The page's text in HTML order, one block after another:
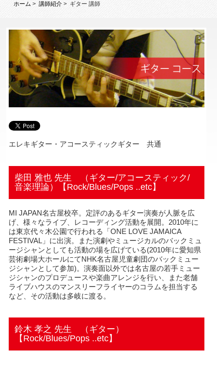
ホーム >講師紹介 > ギター 講師
エレキギター・アコースティックギター 共通
柴田 雅也 先生 （ギター/アコースティック/
音楽理論）【Rock/Blues/Pops ..etc】
MI JAPAN名古屋校卒。定評のあるギター演奏が人脈を広
げ、様々なライブ、レコーディング活動を展開。2010年に
は東京代々木公園で行われる「ONE LOVE JAMAICA
FESTIVAL」に出演。また演劇やミュージカルのバックミュ
ージシャンとしても活動の場を広げている(2010年に愛知県
芸術劇場大ホールにてNHK名古屋児童劇団のバックミュー
ジシャンとして参加)。演奏面以外では名古屋の若手ミュー
ジシャンのプロデュースや楽曲アレンジを行い、また老舗
ライブハウスのマンスリーフライヤーのコラムを担当する
など、その活動は多岐に渡る。
鈴木 孝之 先生 （ギター）
【Rock/Blues/Pops ..etc】